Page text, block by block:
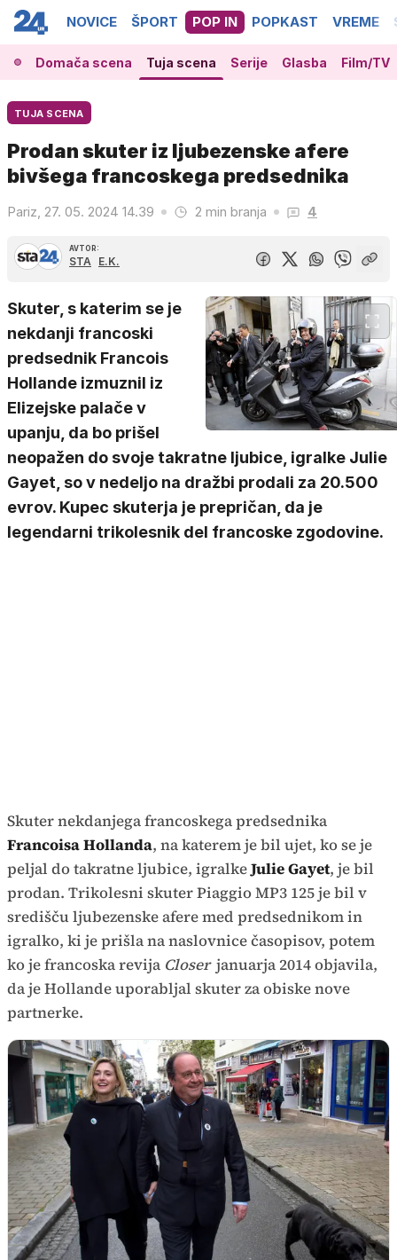
NOVICE ŠPORT POP IN POPKAST VREME
Domača scena Tuja scena Serije Glasba Film/TV
TUJA SCENA
Prodan skuter iz ljubezenske afere
bivšega francoskega predsednika
Pariz, 27. 05. 2024 14.39 2 min branja 4
AVTOR:
STA E.K.
Skuter, s katerim se je
nekdanji francoski
predsednik Francois
Hollande izmuznil iz
Elizejske palače v
upanju, da bo prišel
neopažen do svoje takratne ljubice, igralke Julie
Gayet, so v nedeljo na dražbi prodali za 20.500
evrov. Kupec skuterja je prepričan, da je
legendarni trikolesnik del francoske zgodovine.
Skuter nekdanjega francoskega predsednika
Francoisa Hollanda, na katerem je bil ujet, ko se je
peljal do takratne ljubice, igralkeJulie Gayet, je bil
prodan. Trikolesni skuter Piaggio MP3 125 je bil v
središču ljubezenske afere med predsednikom in
igralko, ki je prišla na naslovnice časopisov, potem
ko je francoska revija Closer januarja 2014 objavila,
da je Hollande uporabljal skuter za obiske nove
partnerke.